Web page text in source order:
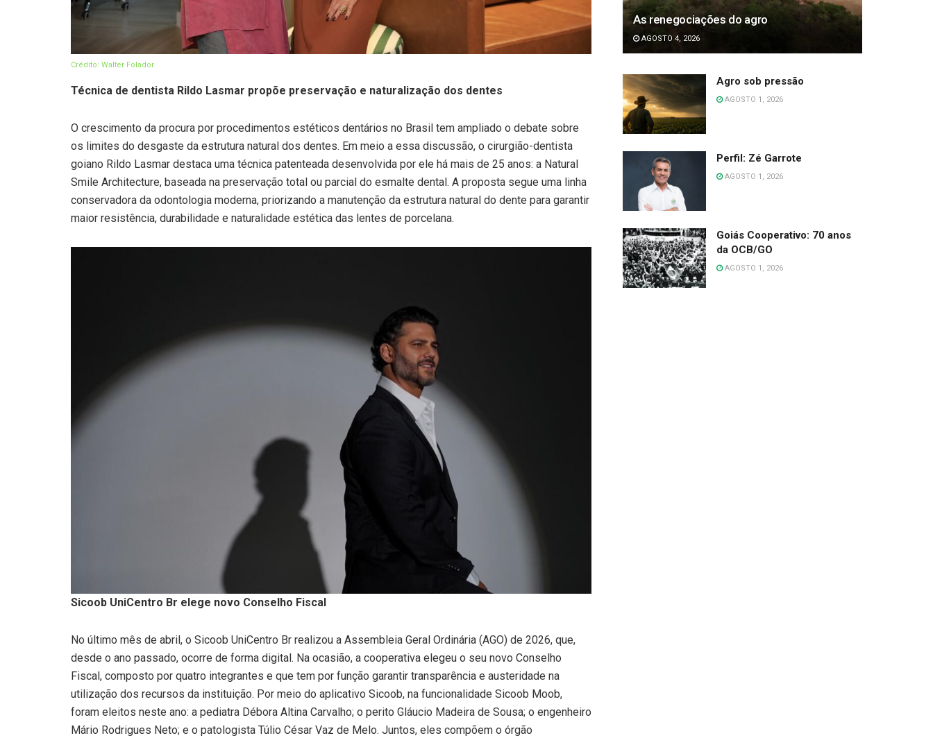
Crédito: Walter Folador
Técnica de dentista Rildo Lasmar propõe preservação e naturalização dos dentes
O crescimento da procura por procedimentos estéticos dentários no Brasil tem ampliado o debate sobre
os limites do desgaste da estrutura natural dos dentes. Em meio a essa discussão, o cirurgião-dentista
goiano Rildo Lasmar destaca uma técnica patenteada desenvolvida por ele há mais de 25 anos: a Natural
Smile Architecture, baseada na preservação total ou parcial do esmalte dental. A proposta segue uma linha
conservadora da odontologia moderna, priorizando a manutenção da estrutura natural do dente para garantir
maior resistência, durabilidade e naturalidade estética das lentes de porcelana.
Sicoob UniCentro Br elege novo Conselho Fiscal
No último mês de abril, o Sicoob UniCentro Br realizou a Assembleia Geral Ordinária (AGO) de 2026, que,
desde o ano passado, ocorre de forma digital. Na ocasião, a cooperativa elegeu o seu novo Conselho
Fiscal, composto por quatro integrantes e que tem por função garantir transparência e austeridade na
utilização dos recursos da instituição. Por meio do aplicativo Sicoob, na funcionalidade Sicoob Moob,
foram eleitos neste ano: a pediatra Débora Altina Carvalho; o perito Gláucio Madeira de Sousa; o engenheiro
Mário Rodrigues Neto; e o patologista Túlio César Vaz de Melo. Juntos, eles compõem o órgão
As renegociações do agro
AGOSTO 4, 2026
Agro sob pressão
AGOSTO 1, 2026
Perfil: Zé Garrote
AGOSTO 1, 2026
Goiás Cooperativo: 70 anos
da OCB/GO
AGOSTO 1, 2026